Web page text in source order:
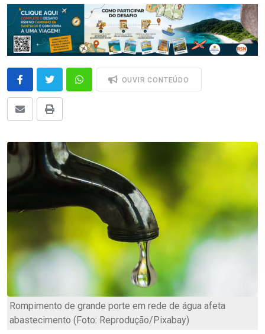
OUVIR CONTEÚDO
Rompimento de grande porte em rede de água afeta
abastecimento (Foto: Reprodução/Pixabay)